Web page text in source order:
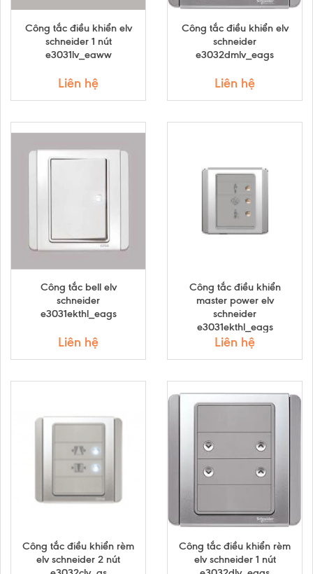
Công tắc điều khiển elv
schneider 1 nút
e3031lv_eaww
Liên hệ
Công tắc điều khiển elv
schneider
e3032dmlv_eags
Liên hệ
Công tắc bell elv
schneider
e3031ekthl_eags
Liên hệ
Công tắc điều khiển
master power elv
schneider
e3031ekthl_eags
Liên hệ
Công tắc điều khiển rèm
elv schneider 2 nút
Công tắc điều khiển rèm
elv schneider 1 nút